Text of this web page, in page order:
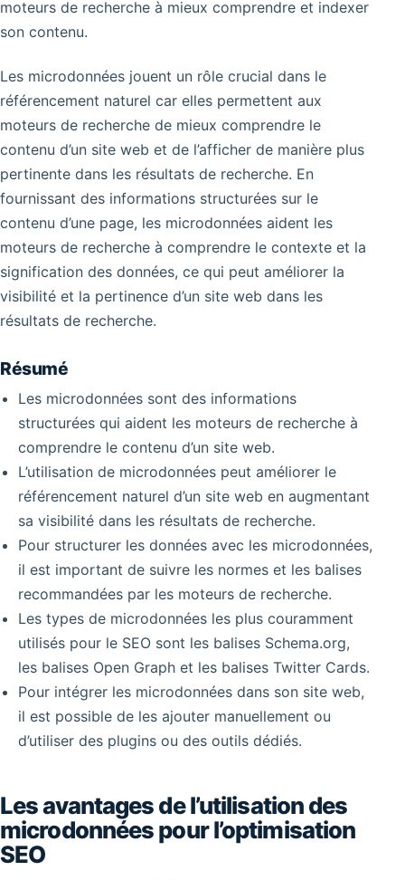
moteurs de recherche à mieux comprendre et indexer
son contenu.
Les microdonnées jouent un rôle crucial dans le
référencement naturel car elles permettent aux
moteurs de recherche de mieux comprendre le
contenu d’un site web et de l’afficher de manière plus
pertinente dans les résultats de recherche. En
fournissant des informations structurées sur le
contenu d’une page, les microdonnées aident les
moteurs de recherche à comprendre le contexte et la
signification des données, ce qui peut améliorer la
visibilité et la pertinence d’un site web dans les
résultats de recherche.
Résumé
Les microdonnées sont des informations
structurées qui aident les moteurs de recherche à
comprendre le contenu d’un site web.
L’utilisation de microdonnées peut améliorer le
référencement naturel d’un site web en augmentant
sa visibilité dans les résultats de recherche.
Pour structurer les données avec les microdonnées,
il est important de suivre les normes et les balises
recommandées par les moteurs de recherche.
Les types de microdonnées les plus couramment
utilisés pour le SEO sont les balises Schema.org,
les balises Open Graph et les balises Twitter Cards.
Pour intégrer les microdonnées dans son site web,
il est possible de les ajouter manuellement ou
d’utiliser des plugins ou des outils dédiés.
Les avantages de l’utilisation des
microdonnées pour l’optimisation
SEO